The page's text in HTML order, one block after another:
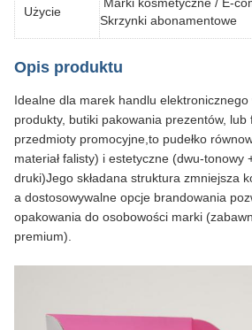
Użycie
Skrzynki abonamentowe
Opis produktu
Idealne dla marek handlu elektronicznego
produkty, butiki pakowania prezentów, lub
przedmioty promocyjne,to pudełko
materiał falisty) i estetyczne (dwu-tonowy
druki)Jego składana struktura zmniejsza
a dostosowywalne opcje brandowania
opakowania do osobowości marki
premium).